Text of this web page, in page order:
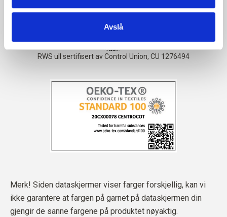
Avslå
Merk! Siden dataskjermer viser farger forskjellig, kan vi
ikke garantere at fargen på garnet på dataskjermen din
gjengir de sanne fargene på produktet nøyaktig.